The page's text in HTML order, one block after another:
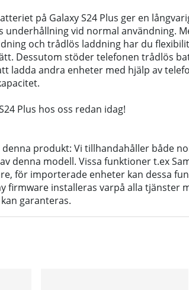
på Galaxy S24 Plus ger en
underhållning vid normal användning.
och trådlös laddning har du
Dessutom stöder telefonen trådlös
ladda andra enheter med hjälp av
Plus hos oss redan idag!
produkt: Vi tillhandahåller både
denna modell. Vissa funktioner t.ex
för importerade enheter kan dessa
firmware installeras varpå alla tjänster
garanteras.